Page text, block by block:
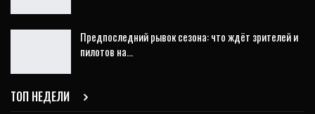
Предпоследний рывок сезона: что ждёт зрителей и
пилотов на…
ТОП НЕДЕЛИ